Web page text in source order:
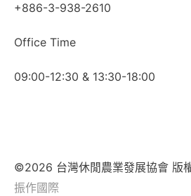
+886-3-938-2610
Office Time
09:00-12:30 & 13:30-18:00
©2026 台灣休閒農業發展協會 版
振作國際